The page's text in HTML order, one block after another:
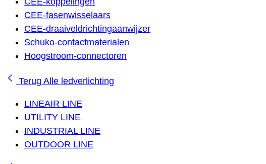
CEE-fasenwisselaars
CEE-draaiveldrichtingaanwijzer
Schuko-contactmaterialen
Hoogstroom-connectoren
Terug Alle ledverlichting
LINEAIR LINE
UTILITY LINE
INDUSTRIAL LINE
OUTDOOR LINE